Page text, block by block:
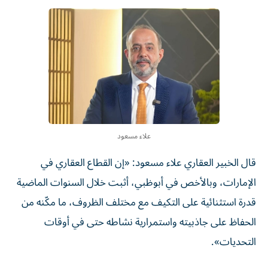
علاء مسعود
قال الخبير العقاري علاء مسعود: «إن القطاع العقاري في
الإمارات، وبالأخص في أبوظبي، أثبت خلال السنوات الماضية
قدرة استثنائية على التكيف مع مختلف الظروف، ما مكّنه من
الحفاظ على جاذبيته واستمرارية نشاطه حتى في أوقات
التحديات».